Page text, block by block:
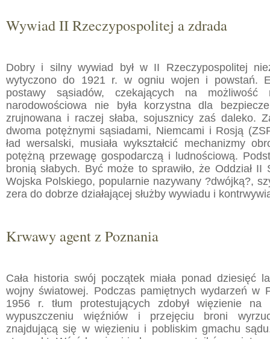
Wywiad II Rzeczypospolitej a zdrada
Dobry i silny wywiad był w II Rzeczypospolitej
wytyczono do 1921 r. w ogniu wojen i powstań.
postawy sąsiadów, czekających na możliwość
narodowościowa nie była korzystna dla
zrujnowana i raczej słaba, sojusznicy zaś daleko.
dwoma potężnymi sąsiadami, Niemcami i Rosją
ład wersalski, musiała wykształcić mechanizmy
potężną przewagę gospodarczą i ludnościową.
bronią słabych. Być może to sprawiło, że Oddział II
Wojska Polskiego, popularnie nazywany ?dwójką?,
zera do dobrze działającej służby wywiadu i
Krwawy agent z Poznania
Cała historia swój początek miała ponad dziesięć
wojny światowej. Podczas pamiętnych wydarzeń w
1956 r. tłum protestujących zdobył więzienie na
wypuszczeniu więźniów i przejęciu broni
znajdującą się w więzieniu i pobliskim gmachu